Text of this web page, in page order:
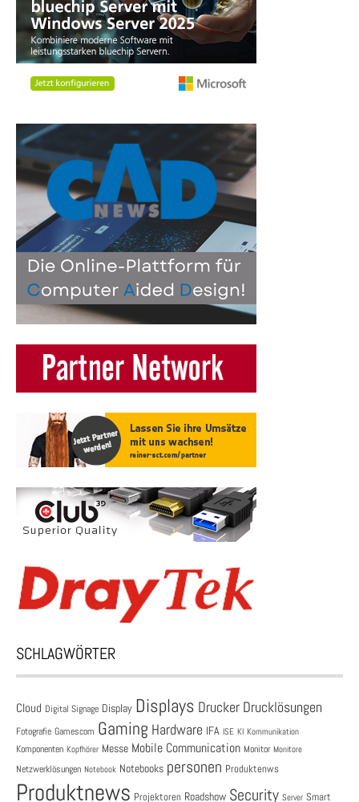
SCHLAGWÖRTER
Cloud Digital Signage Display Displays Drucker Drucklösungen
Fotografie Gamescom Gaming Hardware IFA ISE KI Kommunikation
Komponenten Kopfhörer Messe Mobile Communication Monitor Monitore
Netzwerklösungen Notebook Notebooks personen Produktenws
Produktnews Projektoren Roadshow Security Server Smart